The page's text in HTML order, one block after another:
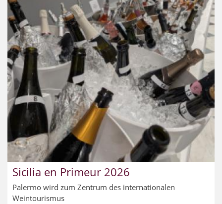
Sicilia en Primeur 2026
Palermo wird zum Zentrum des internationalen
Weintourismus